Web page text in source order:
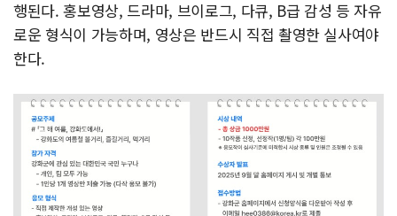
행된다. 홍보영상, 드라마, 브이로그, 다큐, B급 감성 등 자유
로운 형식이 가능하며, 영상은 반드시 직접 촬영한 실사여야
한다.